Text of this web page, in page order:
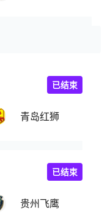
青岛红狮
已结束
贵州飞鹰
已结束